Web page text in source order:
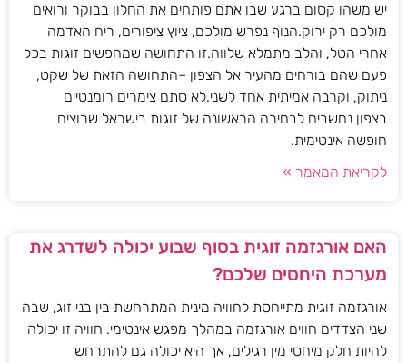
יש משהו קסום ברגע שבו אתם פותחים את החלון בבוקר ורואים
מולכם רק ירוק.הנוף נפרש מולכם, ציוץ ציפורים, ריח האדמה
אחרי הטל, והלב מתמלא שלווה.זו התחושה שמחפשים זוגות בכל
פעם שהם בורחים מהעיר אל הצפון –התחושה הזאת של שקט,
ניתוק, וקרבה אמיתית אחד לשני.לא סתם צימרים רומנטיים
בצפון נחשבים לבחירה הראשונה של זוגות בישראל שרוצים
חופשה אינטימית.
לקריאת המאמר »
האם אורגזמה זוגית בסוף שבוע יכולה לשדרג את
מערכת היחסים שלכם?
אורגזמה זוגית מתייחסת לחוויה מינית המתרחשת בין בני זוג, שבה
שני הצדדים חווים אורגזמה במהלך מפגש אינטימי. חוויה זו יכולה
להיות חלק מיחסי מין רגילים, אך היא יכולה גם להתרחש